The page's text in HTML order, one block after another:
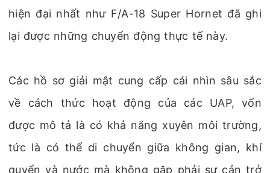
hiện đại nhất như F/A-18 Super Hornet đã ghi
lại được những chuyển động thực tế này.
Các hồ sơ giải mật cung cấp cái nhìn sâu sắc
về cách thức hoạt động của các UAP, vốn
được mô tả là có khả năng xuyên môi trường,
tức là có thể di chuyển giữa không gian, khí
quyển và nước mà không gặp phải sự cản trở